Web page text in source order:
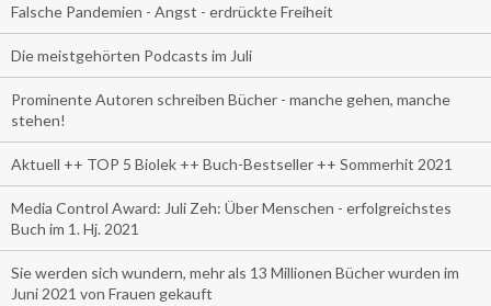
Falsche Pandemien - Angst - erdrückte Freiheit
Die meistgehörten Podcasts im Juli
Prominente Autoren schreiben Bücher - manche gehen, manche
stehen!
Aktuell ++ TOP 5 Biolek ++ Buch-Bestseller ++ Sommerhit 2021
Media Control Award: Juli Zeh: Über Menschen - erfolgreichstes
Buch im 1. Hj. 2021
Sie werden sich wundern, mehr als 13 Millionen Bücher wurden im
Juni 2021 von Frauen gekauft